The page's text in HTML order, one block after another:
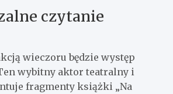
czytanie
wieczoru będzie występ
wybitny aktor teatralny i
fragmenty książki „Na